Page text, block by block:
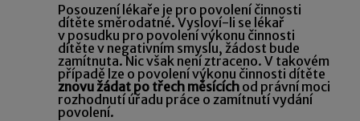
Posouzení lékaře je pro povolení činnosti
dítěte směrodatné. Vysloví-li se lékař
v posudku pro povolení výkonu činnosti
dítěte v negativním smyslu, žádost bude
zamítnuta. Nic však není ztraceno. V takovém
případě lze o povolení výkonu činnosti dítěte
znovu žádat po třech měsících od právní moci
rozhodnutí úřadu práce o zamítnutí vydání
povolení.